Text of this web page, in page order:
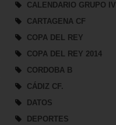
CALENDARIO GRUPO IV
CARTAGENA CF
COPA DEL REY
COPA DEL REY 2014
CORDOBA B
CÁDIZ CF.
DATOS
DEPORTES